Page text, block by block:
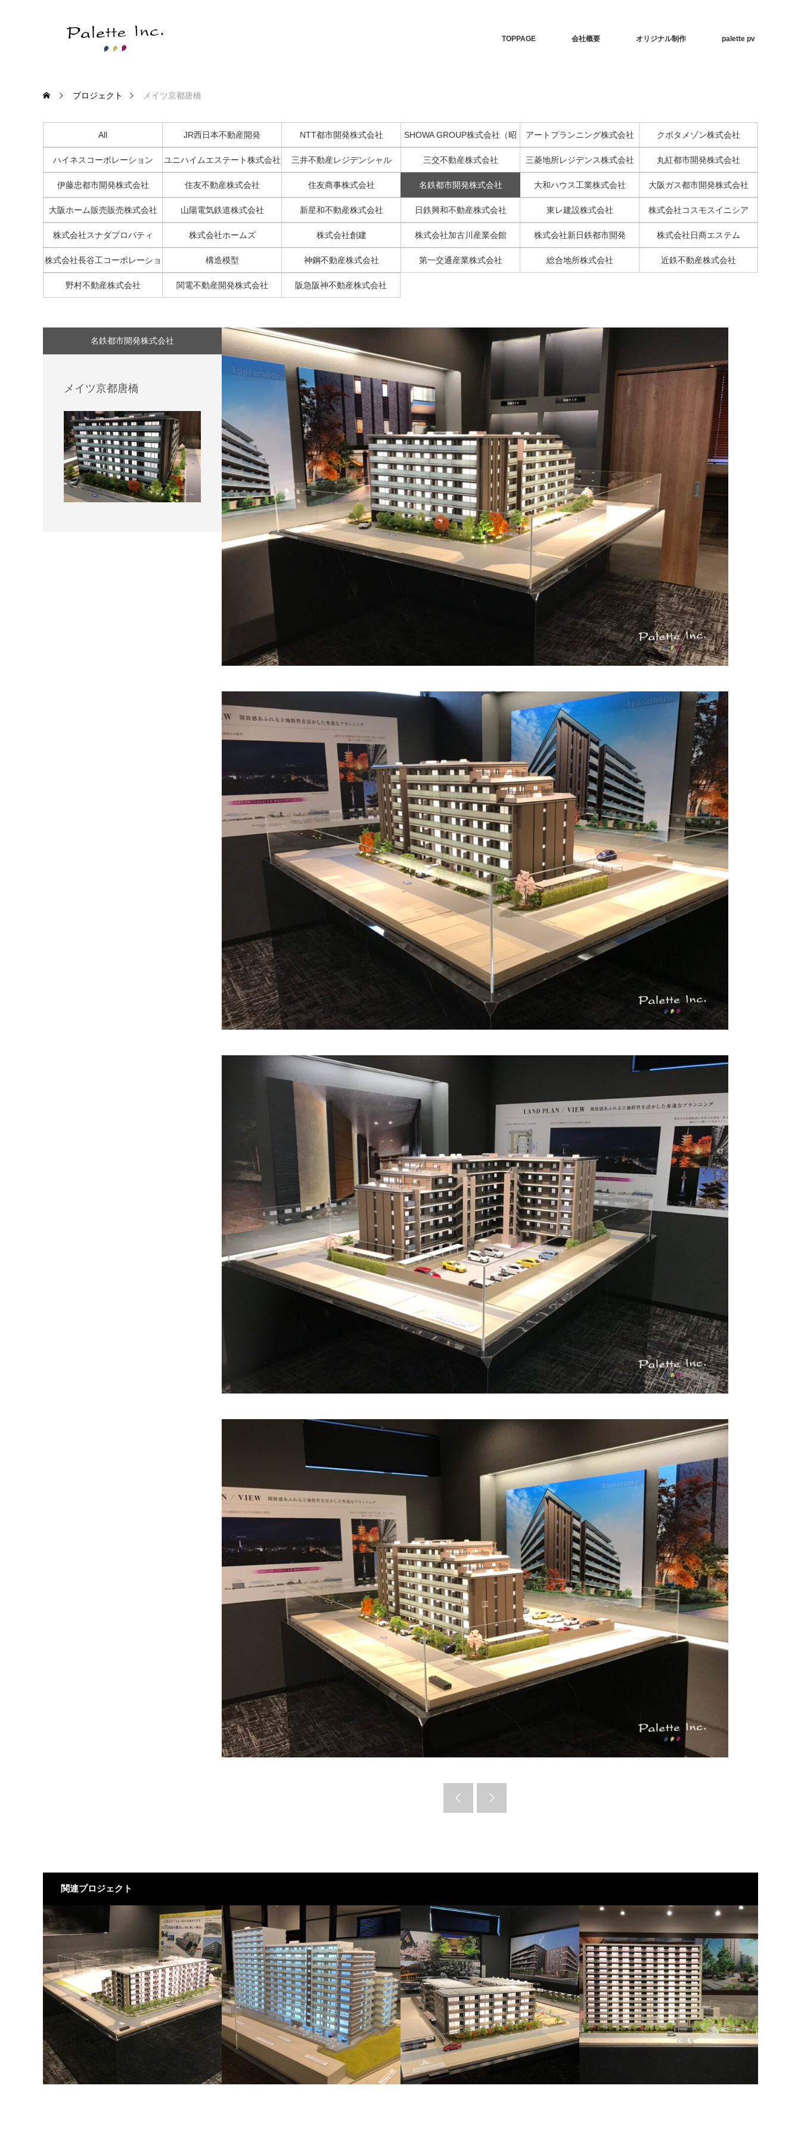
TOPPAGE 会社概要 オリジナル制作 palette pv
プロジェクト メイツ京都唐橋
All JR西日本不動産開発 NTT都市開発株式会社 SHOWA GROUP株式会社（昭
和住宅株式会社）
アートプランニング株式会社 クボタメゾン株式会社
ハイネスコーポレーション ユニハイムエステート株式会社 三井不動産レジデンシャル 三交不動産株式会社 三菱地所レジデンス株式会社 丸紅都市開発株式会社
伊藤忠都市開発株式会社 住友不動産株式会社 住友商事株式会社 名鉄都市開発株式会社 大和ハウス工業株式会社 大阪ガス都市開発株式会社
大阪ホーム販売販売株式会社 山陽電気鉄道株式会社 新星和不動産株式会社 日鉄興和不動産株式会社 東レ建設株式会社 株式会社コスモスイニシア
株式会社スナダプロパティ 株式会社ホームズ 株式会社創建 株式会社加古川産業会館 株式会社新日鉄都市開発 株式会社日商エステム
株式会社長谷工コーポレーショ
ン
構造模型 神鋼不動産株式会社 第一交通産業株式会社 総合地所株式会社 近鉄不動産株式会社
野村不動産株式会社 関電不動産開発株式会社 阪急阪神不動産株式会社
名鉄都市開発株式会社
メイツ京都唐橋
関連プロジェクト